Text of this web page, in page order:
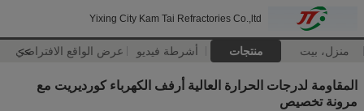
Yixing City Kam Tai Refractories Co.,ltd
منزل، بيت منتجات أشرطة فيديو عرض الواقع الافتراضي
>>
المقاومة لدرجات الحرارة العالية أرفف الكهرباء كورديريت مع
مرونة تخصيص